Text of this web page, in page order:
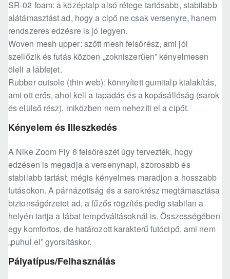
SR-02 foam: a középtalp alsó rétege tartósabb, stabilabb
alátámasztást ad, hogy a cipő ne csak versenyre, hanem
rendszeres edzésre is jó legyen.
Woven mesh upper: szőtt mesh felsőrész, ami jól
szellőzik és futás közben „zokniszerűen” kényelmesen
öleli a lábfejet.
Rubber outsole (thin web): könnyített gumitalp kialakítás,
ami ott erős, ahol kell a tapadás és a kopásállóság (sarok
és elülső rész), miközben nem nehezíti el a cipőt.
Kényelem és Illeszkedés
A Nike Zoom Fly 6 felsőrészét úgy tervezték, hogy
edzésen is megadja a versenynapi, szorosabb és
stabilabb tartást, mégis kényelmes maradjon a hosszabb
futásokon. A párnázottság és a sarokrész megtámasztása
biztonságérzetet ad, a fűzős rögzítés pedig stabilan a
helyén tartja a lábat tempóváltásoknál is. Összességében
egy komfortos, de határozott karakterű futócipő, ami nem
„puhul el” gyorsításkor.
Pályatípus/Felhasználás